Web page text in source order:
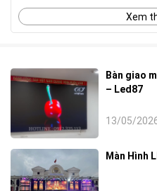
Xem
Bàn giao
– Led87
13/05/
Màn Hình